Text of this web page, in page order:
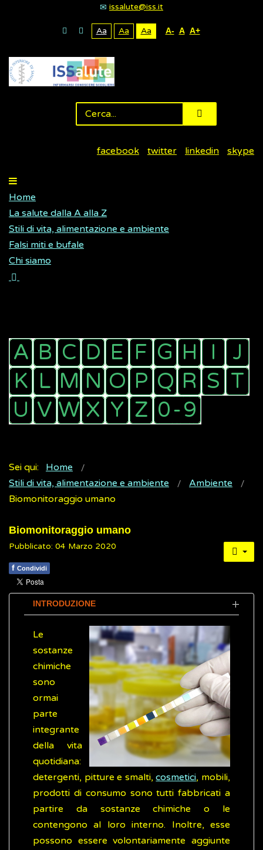
issalute@iss.it
Aa Aa Aa A- A A+
facebook twitter linkedin skype
Home
La salute dalla A alla Z
Stili di vita, alimentazione e ambiente
Falsi miti e bufale
Chi siamo
Sei qui:
Home
Stili di vita, alimentazione e ambiente
Ambiente
Biomonitoraggio umano
Biomonitoraggio umano
Pubblicato: 04 Marzo 2020
f Condividi
INTRODUZIONE
Le
sostanze
chimiche
sono
ormai
parte
integrante
della vita
quotidiana:
detergenti, pitture e smalti,cosmetici, mobili,
prodotti di consumo sono tutti fabbricati a
partire da sostanze chimiche o le
contengono al loro interno. Inoltre, esse
possono essere volontariamente aggiunte